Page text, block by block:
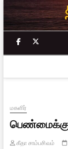
Skip
to
content
facebook
மகளிர்
கீதா சாம்பசிவம்